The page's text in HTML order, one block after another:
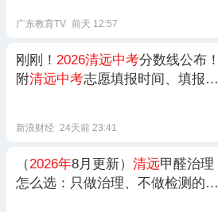
广东教育TV 前天 12:57
刚刚！ 2026清远中考分数线公布！
附清远中考志愿填报时间、填报指
新浪财经 24天前 23:41
（2026年8月更新） 清远甲醛治理
怎么选：只做治理、不做检测的专